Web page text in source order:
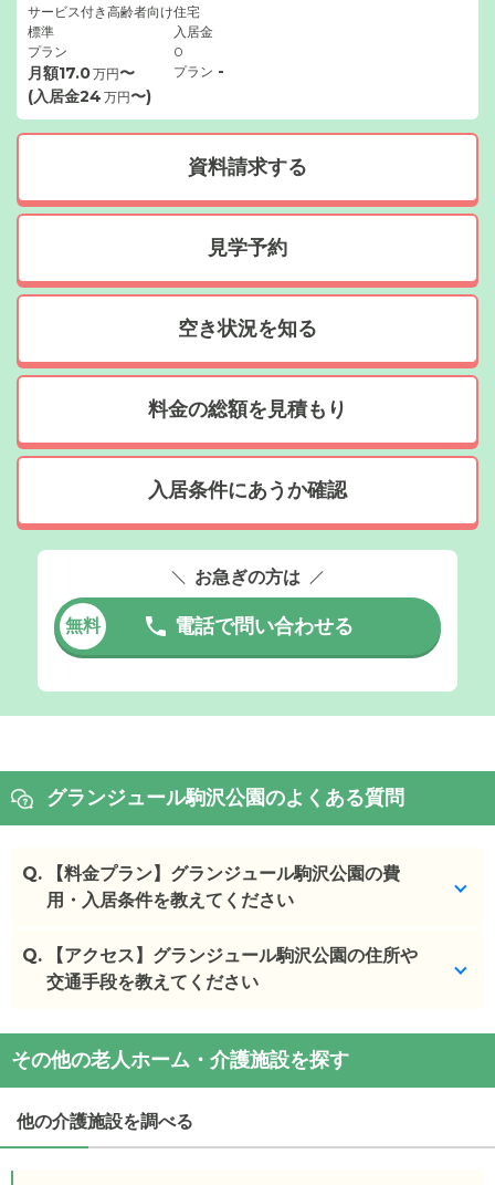
サービス付き高齢者向け住宅
標準
プラン
月額17.0万円〜
(入居金24 万円〜)
入居金
0
プラン -
資料請求する
見学予約
空き状況を知る
料金の総額を見積もり
入居条件にあうか確認
お急ぎの方は
無料 電話で問い合わせる
グランジュール駒沢公園のよくある質問
Q.
【料金プラン】グランジュール駒沢公園の費
用・入居条件を教えてください
グランジュール駒沢公園の入居金・月額料金は次の
とおりです。
・月額費用が17〜29.3万円
・要介護度：
Q.
【アクセス】グランジュール駒沢公園の住所や
交通手段を教えてください
グランジュール駒沢公園の交通アクセス
・住所：東京都世田谷区深沢5-3-7
・最寄り駅：等々力駅1.3km尾山台駅1.4km
グランジュール駒沢公園
その他の老人ホーム・介護施設を探す
他の介護施設を調べる